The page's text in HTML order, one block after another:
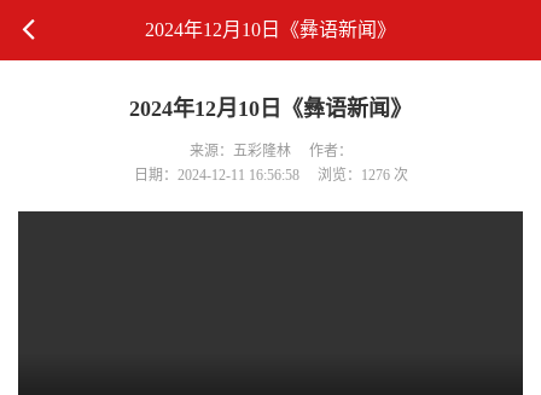
2024年12月10日《彝语新闻》
2024年12月10日《彝语新闻》
来源：五彩隆林
作者：
日期：2024-12-11 16:56:58
浏览：1276 次